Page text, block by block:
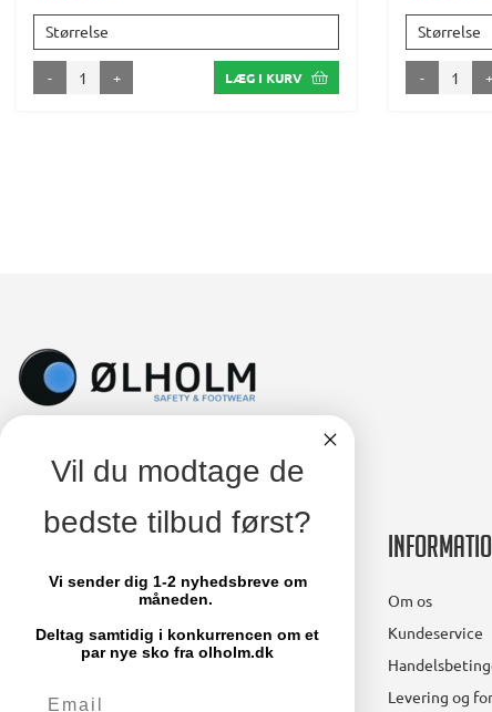
Størrelse
- + LÆG I KURV
Størrelse
- +
Lollandsvej 29
5500 Middelfart
Telefon: 64 41 11 66
Om os
Kundeservice
Levering og
Vil du modtage de
bedste tilbud først?
Vi sender dig 1-2 nyhedsbreve om
måneden.
Deltag samtidig i konkurrencen om et
par nye sko fra olholm.dk